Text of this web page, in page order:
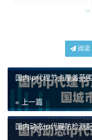
部/底部，设置“免费试
2. 关注官方活动：一些
以及时获取信息。
3. 联系客服咨询：如果
不妨直接联系在线客
常能得到最准确的答复
--
阅读
国内ip代理节点覆盖范
« 上一篇
国内动态ip代理防检测